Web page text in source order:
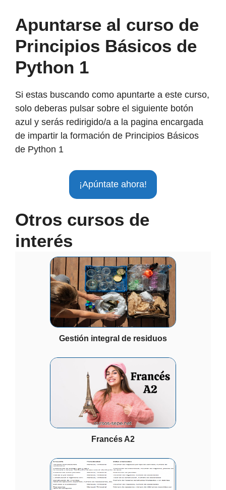
Apuntarse al curso de
Principios Básicos de
Python 1
Si estas buscando como apuntarte a este curso,
solo deberas pulsar sobre el siguiente botón
azul y serás redirigido/a a la pagina encargada
de impartir la formación de Principios Básicos
de Python 1
¡Apúntate ahora!
Otros cursos de
interés
Gestión integral de residuos
Francés A2